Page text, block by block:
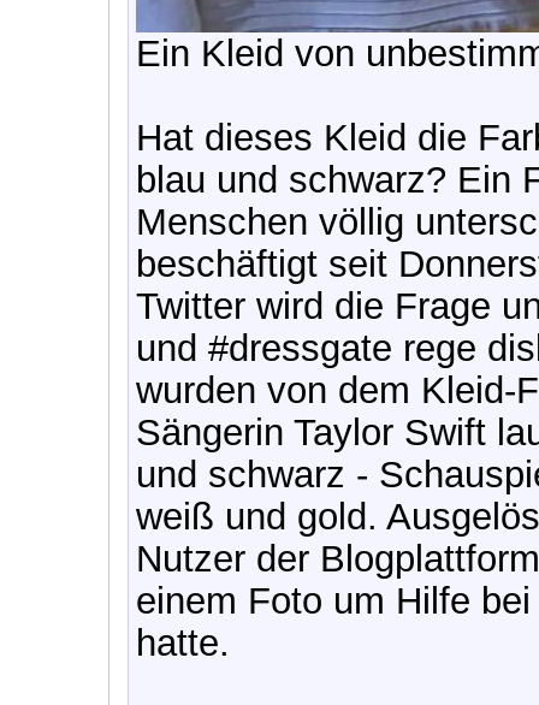
Ein Kleid von
Hat dieses Kleid die
blau und schwarz? Ein
Menschen völlig
beschäftigt seit
Twitter wird die Frage
und #dressgate rege
wurden von dem Kleid-
Sängerin Taylor Swift
und schwarz -
weiß und gold.
Nutzer der
einem Foto um Hilfe
hatte.